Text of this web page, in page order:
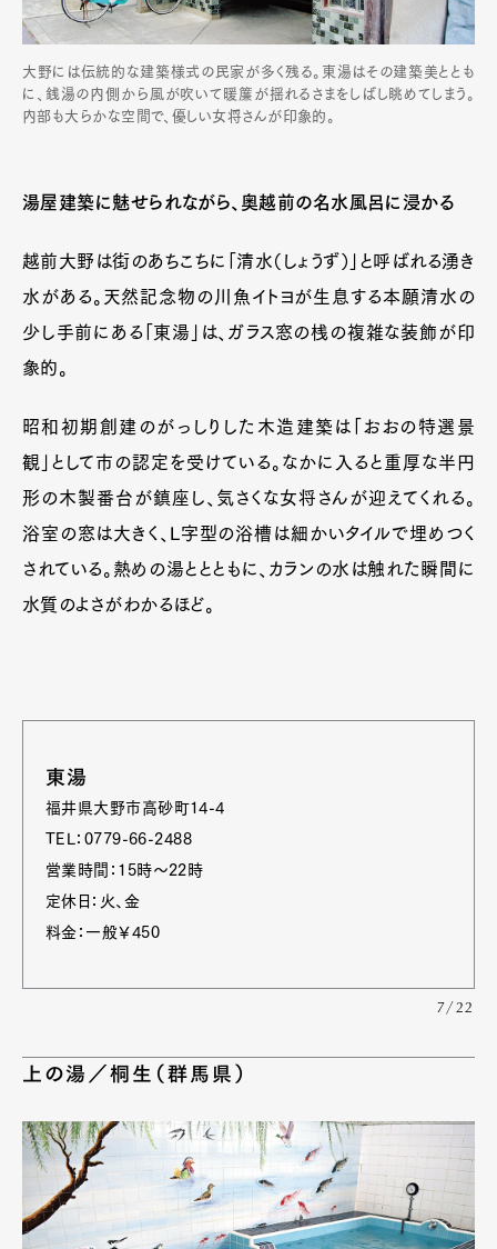
大野には伝統的な建築様式の民家が多く残る。東湯はその建築美ととも
に、銭湯の内側から風が吹いて暖簾が揺れるさまをしばし眺めてしまう。
内部も大らかな空間で、優しい女将さんが印象的。
湯屋建築に魅せられながら、奥越前の名水風呂に浸かる
越前大野は街のあちこちに「清水（しょうず）」と呼ばれる湧き
水がある。天然記念物の川魚イトヨが生息する本願清水の
少し手前にある「東湯」は、ガラス窓の桟の複雑な装飾が印
象的。
昭和初期創建のがっしりした木造建築は「おおの特選景
観」として市の認定を受けている。なかに入ると重厚な半円
形の木製番台が鎮座し、気さくな女将さんが迎えてくれる。
浴室の窓は大きく、L字型の浴槽は細かいタイルで埋めつく
されている。熱めの湯ととともに、カランの水は触れた瞬間に
水質のよさがわかるほど。
東湯
福井県大野市高砂町14-4
TEL：0779-66-2488
営業時間：15時～22時
定休日：火、金
料金：一般￥450
7/22
上の湯／桐生（群馬県）